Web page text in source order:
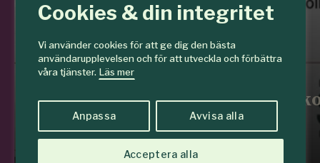
Cookies & din integritet
Vi använder cookies för att ge dig den bästa
användarupplevelsen och för att utveckla och förbättra
våra tjänster. Läs mer
Anpassa Avvisa alla
Acceptera alla
Skogsfrukost: Hur kan
drönare hjälpa dig i
skogen?